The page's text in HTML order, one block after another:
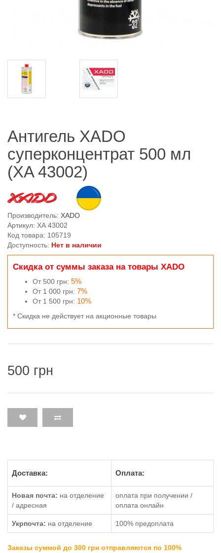
Антигель XADO
суперконцентрат 500 мл
(XA 43002)
Производитель: XADO
Артикул: ХА 43002
Код товара: 105719
Доступность: Нет в наличии
Скидка от суммы заказа на товары XADO
От 500 грн: 5%
От 1 000 грн: 7%
От 1 500 грн: 10%
* Скидка не действует на акционные товары
500 грн
Доставка: Оплата:
Новая почта: на отделение
/ адресная
оплата при получении /
оплата онлайн
Укрпочта: на отделение 100% предоплата
Заказы суммой до 300 грн отправляются по 100%